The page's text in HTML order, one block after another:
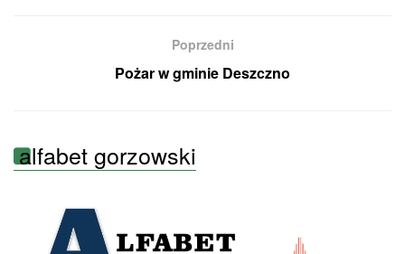
Poprzedni
Pożar w gminie Deszczno
alfabet gorzowski